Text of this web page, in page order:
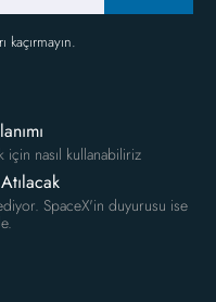
için nasıl kullanabiliriz
SpaceX'in duyurusu ise